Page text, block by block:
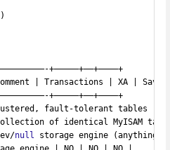
+————–+——+————+
| Transactions | XA |
+————–+——+————+
fault-tolerant tables |
| Collection of identical MyISAM
null storage engine (anything